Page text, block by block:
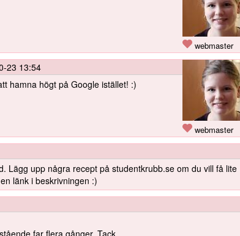
webmaster
webmaster
23 13:54
hamna högt på Google istället! :)
Lägg upp några recept på studentkrubb.se om du vill få lite
länk i beskrivningen :)
far flera gånger. Tack.